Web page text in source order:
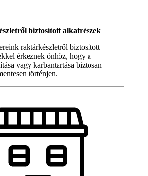
biztosított alkatrészek
raktárkészletről biztosított
érkeznek önhöz, hogy a
vagy karbantartása biztosan
történjen.